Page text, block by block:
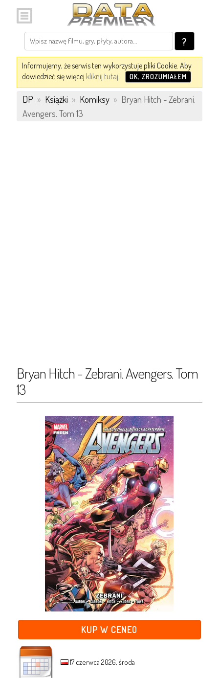
?
Informujemy, że serwis ten wykorzystuje pliki Cookie. Aby
dowiedzieć się więcej kliknij tutaj. OK, ZROZUMIAŁEM
DP » Książki » Komiksy » Bryan Hitch - Zebrani.
Avengers. Tom 13
Bryan Hitch - Zebrani. Avengers. Tom
13
KUP W CENEO
17 czerwca 2026, środa